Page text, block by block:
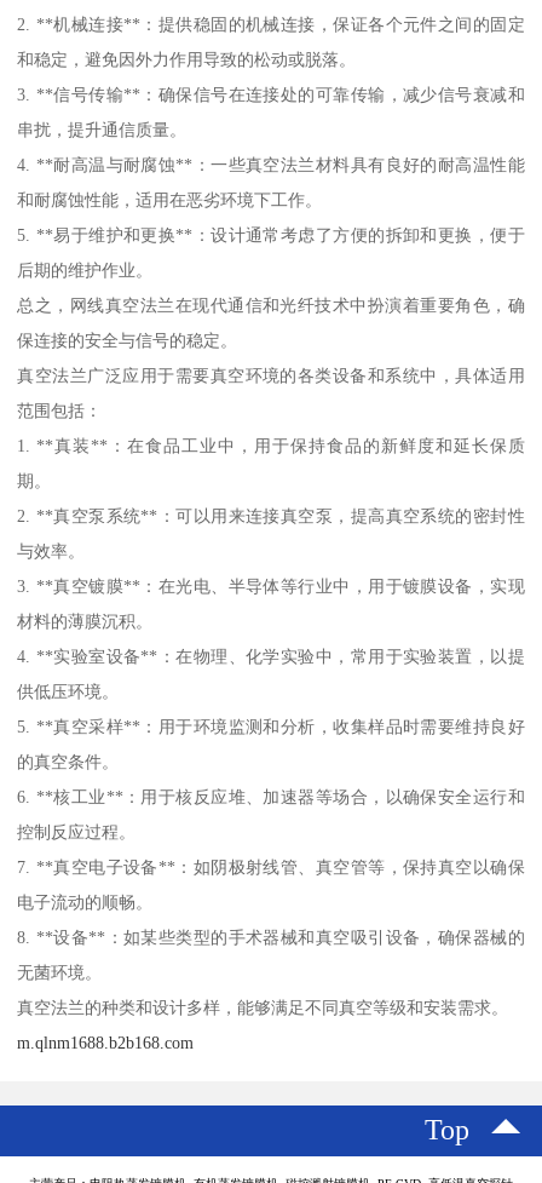
2. **机械连接**：提供稳固的机械连接，保证各个元件之间的固定
和稳定，避免因外力作用导致的松动或脱落。
3. **信号传输**：确保信号在连接处的可靠传输，减少信号衰减和
串扰，提升通信质量。
4. **耐高温与耐腐蚀**：一些真空法兰材料具有良好的耐高温性能
和耐腐蚀性能，适用在恶劣环境下工作。
5. **易于维护和更换**：设计通常考虑了方便的拆卸和更换，便于
后期的维护作业。
总之，网线真空法兰在现代通信和光纤技术中扮演着重要角色，确
保连接的安全与信号的稳定。
真空法兰广泛应用于需要真空环境的各类设备和系统中，具体适用
范围包括：
1. **真装**：在食品工业中，用于保持食品的新鲜度和延长保质
期。
2. **真空泵系统**：可以用来连接真空泵，提高真空系统的密封性
与效率。
3. **真空镀膜**：在光电、半导体等行业中，用于镀膜设备，实现
材料的薄膜沉积。
4. **实验室设备**：在物理、化学实验中，常用于实验装置，以提
供低压环境。
5. **真空采样**：用于环境监测和分析，收集样品时需要维持良好
的真空条件。
6. **核工业**：用于核反应堆、加速器等场合，以确保安全运行和
控制反应过程。
7. **真空电子设备**：如阴极射线管、真空管等，保持真空以确保
电子流动的顺畅。
8. **设备**：如某些类型的手术器械和真空吸引设备，确保器械的
无菌环境。
真空法兰的种类和设计多样，能够满足不同真空等级和安装需求。
m.qlnm1688.b2b168.com
Top